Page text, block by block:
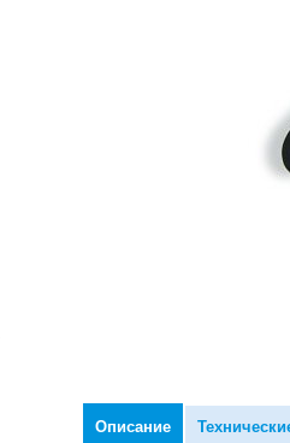
Описание